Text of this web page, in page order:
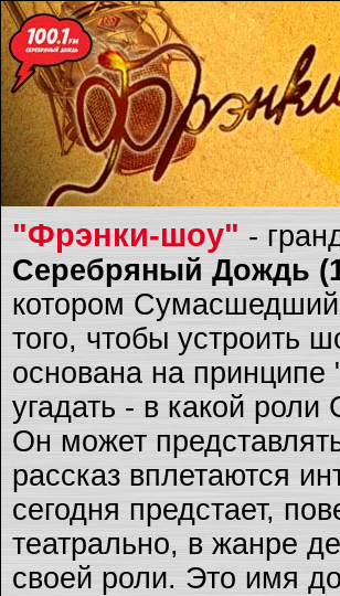
"Фрэнки-шоу" -
Серебряный Дождь
котором
того, чтобы устроить
основана на принципе
угадать - в какой
Он может
рассказ вплетаются
сегодня предстает,
театрально, в жанре
своей роли. Это имя